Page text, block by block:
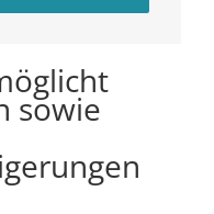
sowie